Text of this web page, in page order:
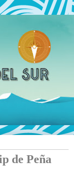
de Peña